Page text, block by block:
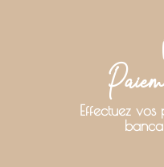
Effectuez